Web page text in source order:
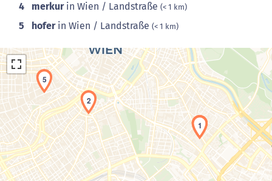
4 merkurin Wien / Landstraße (< 1 km)
5 hoferin Wien / Landstraße (< 1 km)
Laden der Karte...
1
2
5